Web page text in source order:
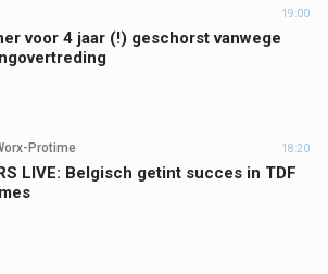
19:00
voor 4 jaar (!) geschorst vanwege
Protime 18:20
LIVE: Belgisch getint succes in TDF